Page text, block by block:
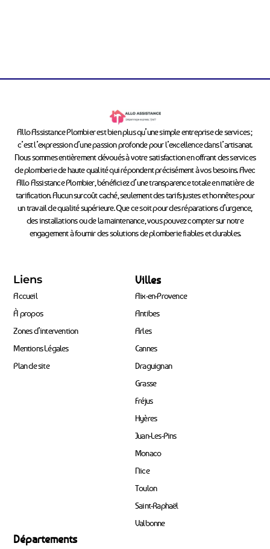
Allo Assistance Plombier est bien plus qu’une simple entreprise de services ;
c’est l’expression d’une passion profonde pour l’excellence dans l’artisanat.
Nous sommes entièrement dévoués à votre satisfaction en offrant des services
de plomberie de haute qualité qui répondent précisément à vos besoins. Avec
Allo Assistance Plombier, bénéficiez d’une transparence totale en matière de
tarification. Aucun surcoût caché, seulement des tarifs justes et honnêtes pour
un travail de qualité supérieure. Que ce soit pour des réparations d’urgence,
des installations ou de la maintenance, vous pouvez compter sur notre
engagement à fournir des solutions de plomberie fiables et durables.
Liens
Accueil
À propos
Zones d’intervention
Mentions Légales
Plan de site
Villes
Aix-en-Provence
Antibes
Arles
Cannes
Draguignan
Grasse
Fréjus
Hyères
Juan-Les-Pins
Monaco
Nice
Toulon
Saint-Raphaël
Valbonne
Départements